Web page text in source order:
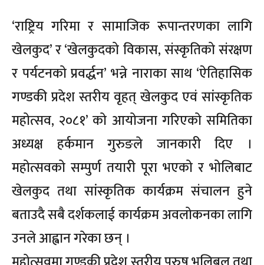
‘राष्ट्रिय गरिमा र सामाजिक रूपान्तरणका लागि
खेलकुद’ र ‘खेलकुदको विकास, संस्कृतिको संरक्षण
र पर्यटनको प्रवर्द्धन’ भन्ने नाराका साथ ‘ऐतिहासिक
गण्डकी प्रदेश स्तरीय वृहत् खेलकुद एवं सांस्कृतिक
महोत्सव, २०८१’ को आयोजना गरिएको समितिका
अध्यक्ष हर्कमान गुरुङले जानकारी दिए ।
महोत्सवको सम्पुर्ण तयारी पूरा भएको र भोलिबाट
खेलकुद तथा सांस्कृतिक कार्यक्रम संचालन हुने
बताउदै सबै दर्शकलाई कार्यक्रम अवलोकनका लागि
उनले आह्वान गरेका छन् ।